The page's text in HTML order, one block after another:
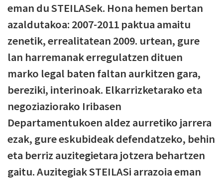
eman du STEILASek. Hona hemen bertan
azaldutakoa: 2007-2011 paktua amaitu
zenetik, errealitatean 2009. urtean, gure
lan harremanak erregulatzen dituen
marko legal baten faltan aurkitzen gara,
bereziki, interinoak. Elkarrizketarako eta
negoziaziorako Iribasen
Departamentukoen aldez aurretiko jarrera
ezak, gure eskubideak defendatzeko, behin
eta berriz auzitegietara jotzera behartzen
gaitu. Auzitegiak STEILASi arrazoia eman